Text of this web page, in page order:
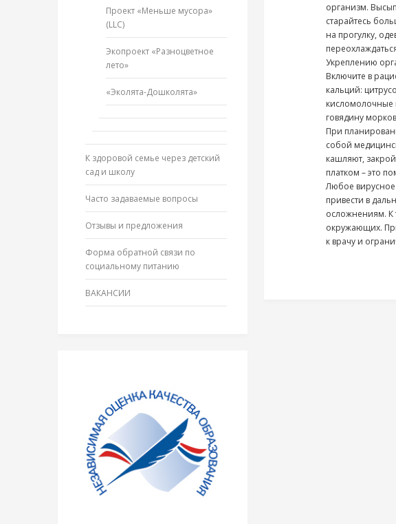
Проект «Меньше мусора»
(LLC)
Экопроект «Разноцветное
лето»
«Эколята-Дошколята»
К здоровой семье через детский
сад и школу
Часто задаваемые вопросы
Отзывы и предложения
Форма обратной связи по
социальному питанию
ВАКАНСИИ
организм.
старайтесь
на прогулку,
Укреплению
Включите в
кальций:
кисломолочные
говядину
При
собой
кашляют,
платком – это
Любое
привести в
осложнениям. К
окружающих.
к врачу и